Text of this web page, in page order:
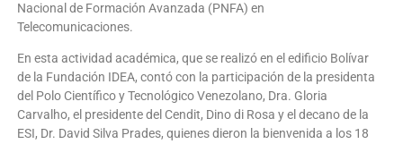
Nacional de Formación Avanzada (PNFA) en
Telecomunicaciones.
En esta actividad académica, que se realizó en el edificio Bolívar
de la Fundación IDEA, contó con la participación de la presidenta
del Polo Científico y Tecnológico Venezolano, Dra. Gloria
Carvalho, el presidente del Cendit, Dino di Rosa y el decano de la
ESI, Dr. David Silva Prades, quienes dieron la bienvenida a los 18